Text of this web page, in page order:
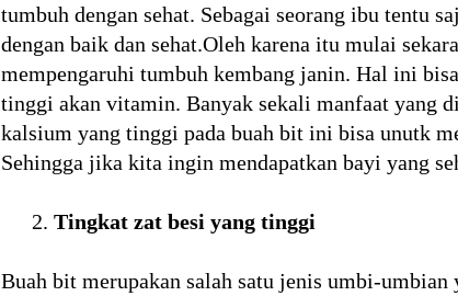
tumbuh dengan sehat. Sebagai seorang ibu tentu
dengan baik dan sehat.Oleh karena itu mulai
mempengaruhi tumbuh kembang janin. Hal ini
tinggi akan vitamin. Banyak sekali manfaat yang
kalsium yang tinggi pada buah bit ini bisa unutk
Sehingga jika kita ingin mendapatkan bayi yang
Tingkat zat besi yang tinggi
Buah bit merupakan salah satu jenis umbi-